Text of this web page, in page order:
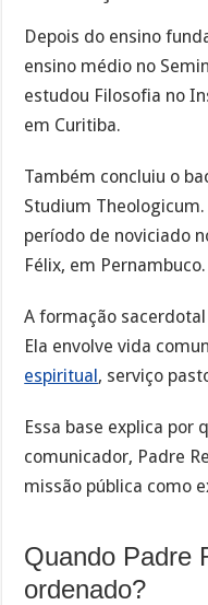
Depois do ensino
ensino médio no
estudou Filosofia no
em Curitiba.
Também concluiu o
Studium
período de noviciado
Félix, em Pernambuco.
A formação
Ela envolve vida
espiritual, serviço
Essa base explica por
comunicador, Padre
missão pública como
Quando Padre
ordenado?